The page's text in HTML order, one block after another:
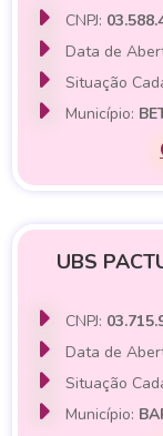
CNPJ:
Data de
Situação
Município:
UBS
CNPJ:
Data de
Situação
Município: